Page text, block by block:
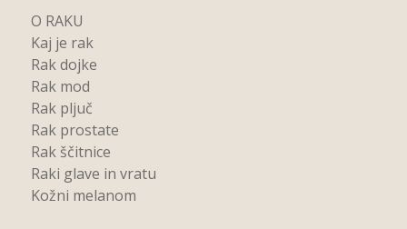
O RAKU
Kaj je rak
Rak dojke
Rak mod
Rak pljuč
Rak prostate
Rak ščitnice
Raki glave in vratu
Kožni melanom